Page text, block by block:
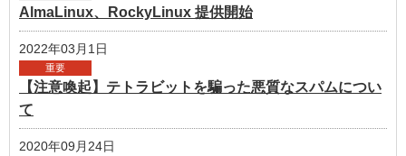
AlmaLinux、RockyLinux 提供開始
2022年03月1日
重要
【注意喚起】テトラビットを騙った悪質なスパムについ
て
2020年09月24日